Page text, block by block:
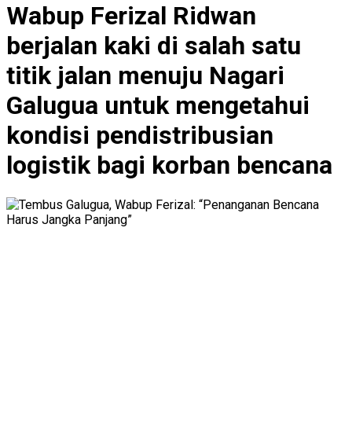
Wabup Ferizal Ridwan
berjalan kaki di salah satu
titik jalan menuju Nagari
Galugua untuk mengetahui
kondisi pendistribusian
logistik bagi korban bencana